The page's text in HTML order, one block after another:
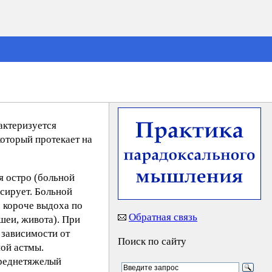
протекает на
остро (больной
Больной
выдоха по
шеи, живота). При
от
астмы.
Обратная связь
Поиск по сайту